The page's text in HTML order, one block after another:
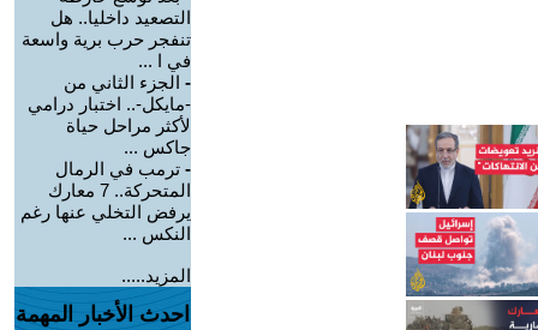
التصعيد داخليا.. هل
تنفجر حرب برية واسعة
في ا ...
- الجزء الثاني من
-مايكل-.. اختبار درامي
لأكثر مراحل حياة
جاكس ...
- ترمب في الرمال
المتحركة.. 7 معارك
يرفض التخلي عنها رغم
النكس ...
المزيد.....
احدث الأخبار المهمة